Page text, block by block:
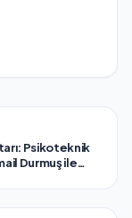
Psikoteknik
Durmuş ile